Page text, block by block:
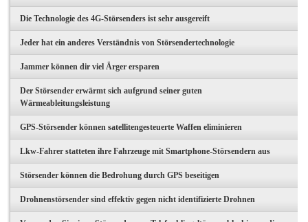
Die Technologie des 4G-Störsenders ist sehr ausgereift
Jeder hat ein anderes Verständnis von Störsendertechnologie
Jammer können dir viel Ärger ersparen
Der Störsender erwärmt sich aufgrund seiner guten
Wärmeableitungsleistung
GPS-Störsender können satellitengesteuerte Waffen eliminieren
Lkw-Fahrer statteten ihre Fahrzeuge mit Smartphone-Störsendern aus
Störsender können die Bedrohung durch GPS beseitigen
Drohnenstörsender sind effektiv gegen nicht identifizierte Drohnen